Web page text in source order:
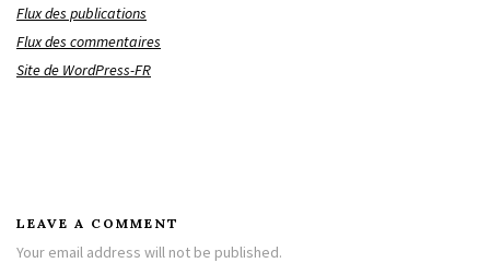
Flux des publications
Flux des commentaires
Site de WordPress-FR
LEAVE A COMMENT
Your email address will not be published.